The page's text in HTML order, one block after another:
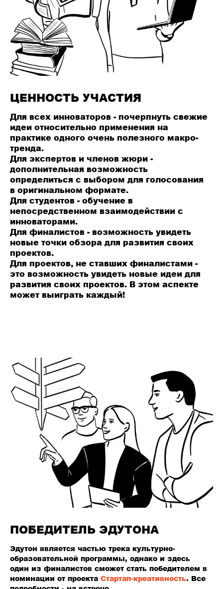
ЦЕННОСТЬ УЧАСТИЯ
Для всех инноваторов - почерпнуть свежие
идеи относительно применения на
практике одного очень полезного макро-
тренда.
Для экспертов и членов жюри -
дополнительная возможность
определиться с выбором для голосования
в оригинальном формате.
Для студентов - обучение в
непосредственном взаимодействии с
инноваторами.
Для финалистов - возможность увидеть
новые точки обзора для развития своих
проектов.
Для проектов, не ставших финалистами -
это возможность увидеть новые идеи для
развития своих проектов. В этом аспекте
может выиграть каждый!
ПОБЕДИТЕЛЬ ЭДУТОНА
Эдутон является частью трека культурно-
образовательной программы, однако и здесь
один из финалистов сможет стать победителем в
номинации от проекта Стартап-креативность. Все